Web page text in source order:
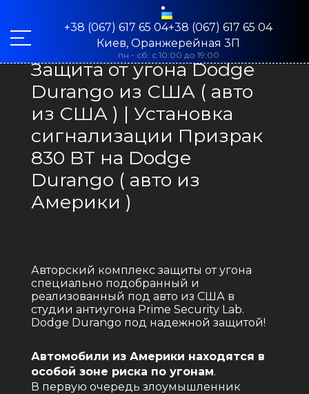
+38 (067) 617 65 04+38 (067) 617 65 04
Киев, Оранжерейная 3П
пн - сб: с 10:00 до 19:00
Защита от угона Dodge
Durango из США ( авто
из США ) | Установка
сигнализации Призрак
830 BT на Dodge
Durango ( авто из
Америки )
Авторский комплекс защиты от угона
специально подобранный и
реализованный под авто из США в
студии антиугона Prime Security Lab.
Dodge Durango под надежной защитой!
Автомобили из Америки находятся в
особой зоне риска по угонам.
В первую очередь злоумышленник